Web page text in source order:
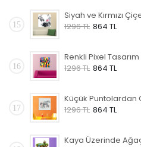
15
1296 TL 864 TL
16
1296 TL 864 TL
17
1296 TL 864 TL